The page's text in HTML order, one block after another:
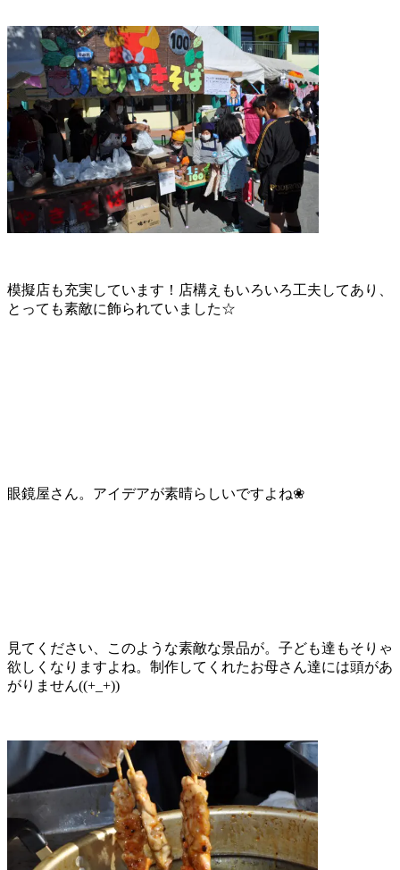
模擬店も充実しています！店構えもいろいろ工夫してあり、
とっても素敵に飾られていました☆
眼鏡屋さん。アイデアが素晴らしいですよね❀
見てください、このような素敵な景品が。子ども達もそりゃ
欲しくなりますよね。制作してくれたお母さん達には頭があ
がりません((+_+))